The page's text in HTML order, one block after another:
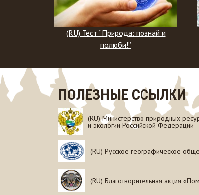
(RU) Тест “Сохраним наш общий
дом!”
ПОЛЕЗНЫЕ ССЫЛКИ
(RU) Министерство природных
и экологии Российской Федерации
(RU) Русское географическое
(RU) Благотворительная акция